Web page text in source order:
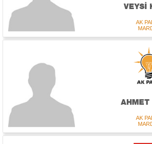
VEYSİ
AK
AHMET
AK